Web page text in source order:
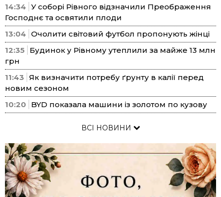
14:34 У соборі Рівного відзначили Преображення
Господнє та освятили плоди
13:04 Очолити світовий футбол пропонують жінці
12:35 Будинок у Рівному утеплили за майже 13 млн
грн
11:43 Як визначити потребу ґрунту в калії перед
новим сезоном
10:20
BYD показала машини із золотом по кузову
ВСІ НОВИНИ